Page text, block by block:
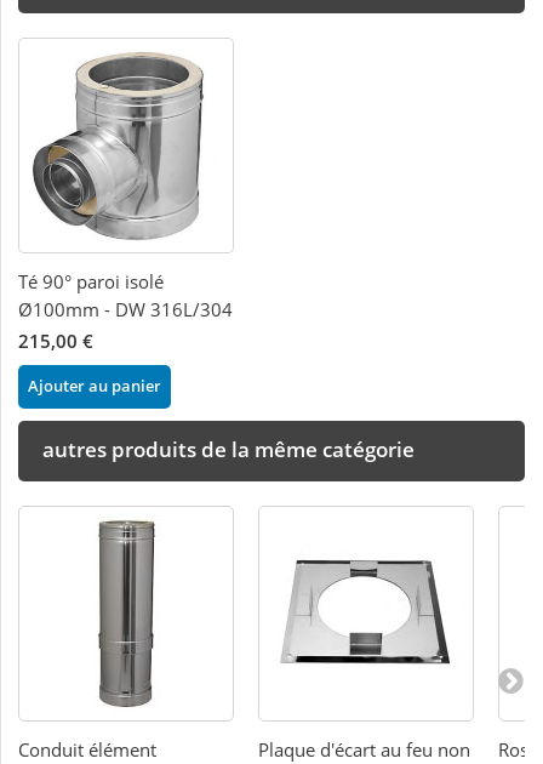
Té 90° paroi isolé
Ø100mm - DW 316L/304
215,00 €
Ajouter au panier
autres produits de la même catégorie
Conduit élément
Plaque d'écart au feu non